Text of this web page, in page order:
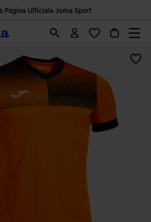
Pagina Ufficiale Joma Sport